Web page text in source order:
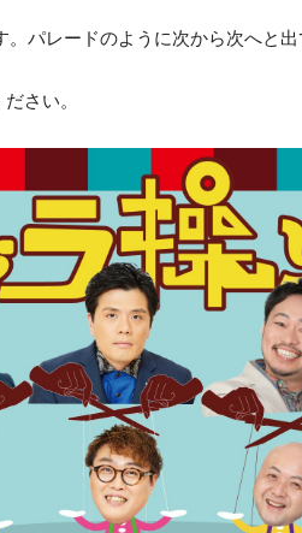
パレードのように次から次へと
さい。